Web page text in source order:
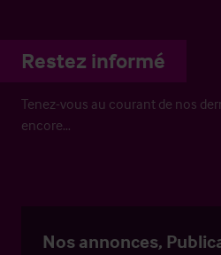
Restez informé
Tenez-vous au courant de nos
encore…
Nos annonces,